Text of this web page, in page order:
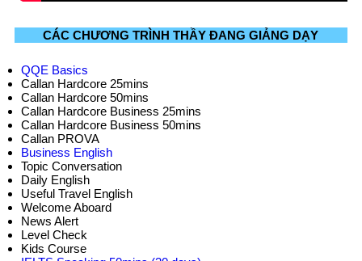
CÁC CHƯƠNG TRÌNH THẦY ĐANG GIẢNG DẠY
QQE Basics
Callan Hardcore 25mins
Callan Hardcore 50mins
Callan Hardcore Business 25mins
Callan Hardcore Business 50mins
Callan PROVA
Business English
Topic Conversation
Daily English
Useful Travel English
Welcome Aboard
News Alert
Level Check
Kids Course